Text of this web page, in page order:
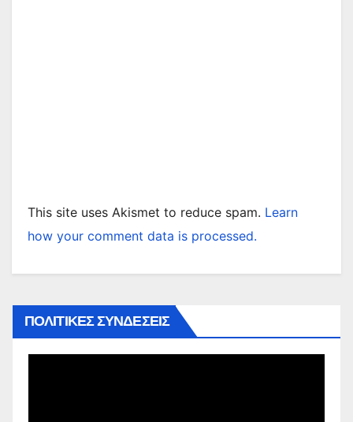
This site uses Akismet to reduce spam. Learn
how your comment data is processed.
ΠΟΛΙΤΙΚΕΣ ΣΥΝΔΕΣΕΙΣ